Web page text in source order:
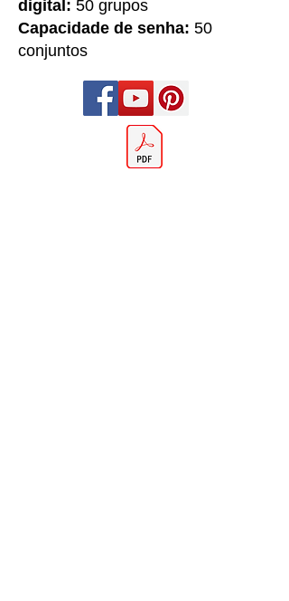
digital: 50 grupos
Capacidade de senha: 50
conjuntos